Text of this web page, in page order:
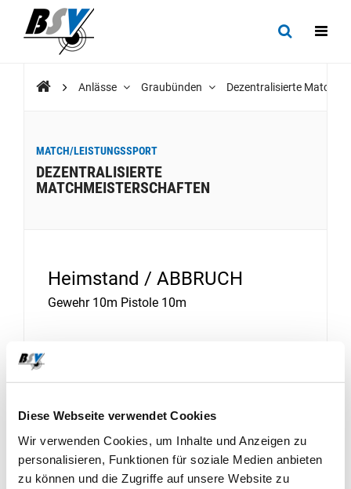
Diese Webseite verwendet Cookies
Wir verwenden Cookies, um Inhalte und Anzeigen zu
personalisieren, Funktionen für soziale Medien anbieten
zu können und die Zugriffe auf unsere Website zu
Anlässe Graubünden Dezentralisierte
MATCH/LEISTUNGSSPORT
DEZENTRALISIERTE
MATCHMEISTERSCHAFTEN
Heimstand / ABBRUCH
Gewehr 10m Pistole 10m
15. November - 31. März